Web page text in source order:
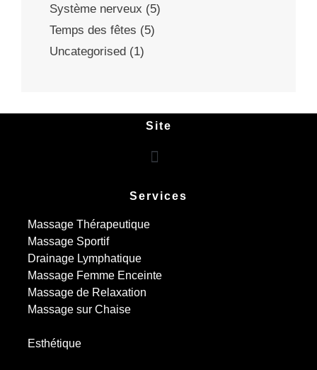
Système nerveux (5)
Temps des fêtes (5)
Uncategorised (1)
Site
Services
Massage Thérapeutique
Massage Sportif
Drainage Lymphatique
Massage Femme Enceinte
Massage de Relaxation
Massage sur Chaise
Esthétique